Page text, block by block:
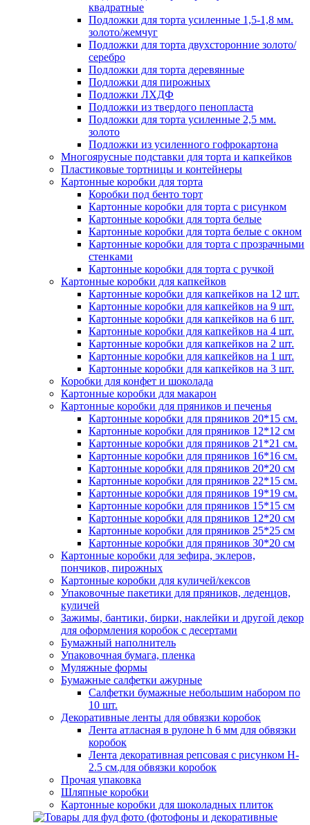
квадратные
Подложки для торта усиленные 1,5-1,8 мм.
золото/жемчуг
Подложки для торта двухсторонние золото/
серебро
Подложки для торта деревянные
Подложки для пирожных
Подложки ЛХДФ
Подложки из твердого пенопласта
Подложки для торта усиленные 2,5 мм.
золото
Подложки из усиленного гофрокартона
Многоярусные подставки для торта и капкейков
Пластиковые тортницы и контейнеры
Картонные коробки для торта
Коробки под бенто торт
Картонные коробки для торта с рисунком
Картонные коробки для торта белые
Картонные коробки для торта белые с окном
Картонные коробки для торта с прозрачными
стенками
Картонные коробки для торта с ручкой
Картонные коробки для капкейков
Картонные коробки для капкейков на 12 шт.
Картонные коробки для капкейков на 9 шт.
Картонные коробки для капкейков на 6 шт.
Картонные коробки для капкейков на 4 шт.
Картонные коробки для капкейков на 2 шт.
Картонные коробки для капкейков на 1 шт.
Картонные коробки для капкейков на 3 шт.
Коробки для конфет и шоколада
Картонные коробки для макарон
Картонные коробки для пряников и печенья
Картонные коробки для пряников 20*15 см.
Картонные коробки для пряников 12*12 см
Картонные коробки для пряников 21*21 см.
Картонные коробки для пряников 16*16 см.
Картонные коробки для пряников 20*20 см
Картонные коробки для пряников 22*15 см.
Картонные коробки для пряников 19*19 см.
Картонные коробки для пряников 15*15 см
Картонные коробки для пряников 12*20 см
Картонные коробки для пряников 25*25 см
Картонные коробки для пряников 30*20 см
Картонные коробки для зефира, эклеров,
пончиков, пирожных
Картонные коробки для куличей/кексов
Упаковочные пакетики для пряников, леденцов,
куличей
Зажимы, бантики, бирки, наклейки и другой декор
для оформления коробок с десертами
Бумажный наполнитель
Упаковочная бумага, пленка
Муляжные формы
Бумажные салфетки ажурные
Салфетки бумажные небольшим набором по
10 шт.
Декоративные ленты для обвязки коробок
Лента атласная в рулоне h 6 мм для обвязки
коробок
Лента декоративная репсовая с рисунком H-
2.5 см.для обвязки коробок
Прочая упаковка
Шляпные коробки
Картонные коробки для шоколадных плиток